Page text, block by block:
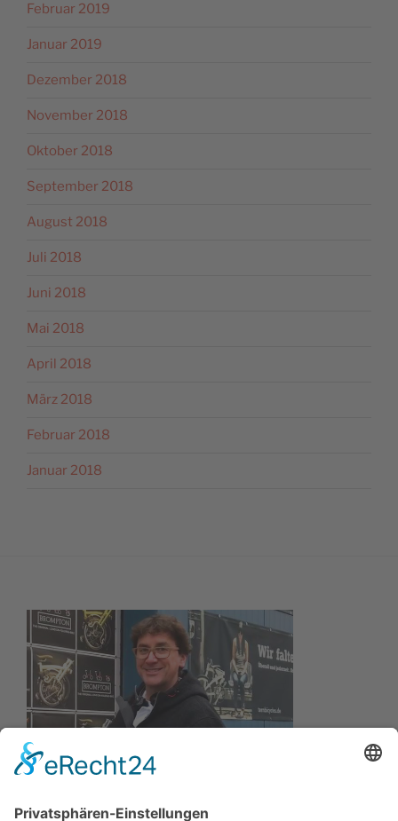
Februar 2019
Januar 2019
Dezember 2018
November 2018
Oktober 2018
September 2018
August 2018
Juli 2018
Juni 2018
Mai 2018
April 2018
März 2018
Februar 2018
Januar 2018